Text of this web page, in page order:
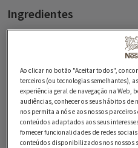
Ingredientes
150 g de presunto
1 chouriço
400 g de arroz
Ao clicar no botão "Aceitar todos",
terceiros (ou tecnologias semelhantes),
experiência geral de navegação na Web,
audiências, conhecer os seus hábitos
nos permita a nós e aos nossos
conteúdos adaptados aos seus
fornecer funcionalidades de redes
conteúdos disponibilizados nos nossos